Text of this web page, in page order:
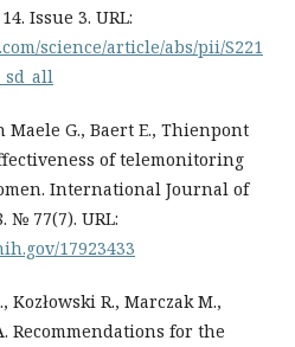
Issue 3. URL:
science/article/abs/pii/S221
Maele G., Baert E., Thienpont
of telemonitoring
International Journal of
№ 77(7). URL:
17923433
R., Marczak M.,
Recommendations for the